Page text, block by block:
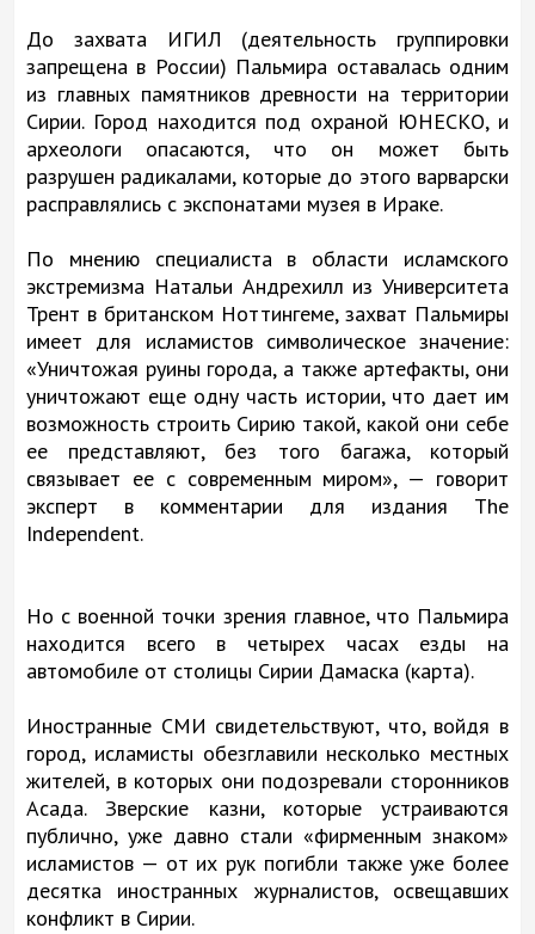
До захвата ИГИЛ (деятельность группировки
запрещена в России) Пальмира оставалась одним
из главных памятников древности на территории
Сирии. Город находится под охраной ЮНЕСКО, и
археологи опасаются, что он может быть
разрушен радикалами, которые до этого варварски
расправлялись с экспонатами музея в Ираке.
По мнению специалиста в области исламского
экстремизма Натальи Андрехилл из Университета
Трент в британском Ноттингеме, захват Пальмиры
имеет для исламистов символическое значение:
«Уничтожая руины города, а также артефакты, они
уничтожают еще одну часть истории, что дает им
возможность строить Сирию такой, какой они себе
ее представляют, без того багажа, который
связывает ее с современным миром», — говорит
эксперт в комментарии для издания The
Independent.
Но с военной точки зрения главное, что Пальмира
находится всего в четырех часах езды на
автомобиле от столицы Сирии Дамаска (карта).
Иностранные СМИ свидетельствуют, что, войдя в
город, исламисты обезглавили несколько местных
жителей, в которых они подозревали сторонников
Асада. Зверские казни, которые устраиваются
публично, уже давно стали «фирменным знаком»
исламистов — от их рук погибли также уже более
десятка иностранных журналистов, освещавших
конфликт в Сирии.